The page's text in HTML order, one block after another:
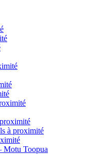
à proximité
Motu Toopua